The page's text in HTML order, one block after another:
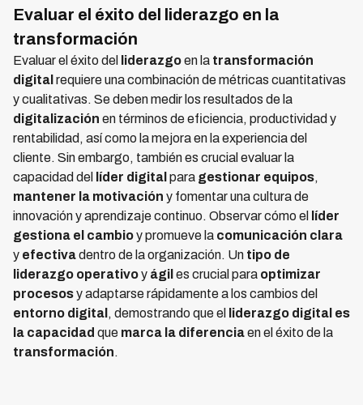
Evaluar el éxito del liderazgo en la
transformación
Evaluar el éxito del liderazgoen la transformación
digital requiere una combinación de métricas cuantitativas
y cualitativas. Se deben medir los resultados de la
digitalización en términos de eficiencia, productividad y
rentabilidad, así como la mejora en la experiencia del
cliente. Sin embargo, también es crucial evaluar la
capacidad del
líder digital para gestionar equipos,
mantener la motivación y fomentar una cultura de
innovación y aprendizaje continuo. Observar cómo el
líder
gestiona el cambioy promueve la comunicación clara
y efectivadentro de la organización. Un tipo de
liderazgo operativoy ágil es crucial para optimizar
procesosy adaptarse rápidamente a los cambios del
entorno digital , demostrando que el
liderazgo digital es
la capacidad que marca la diferenciaen el éxito de la
transformación.